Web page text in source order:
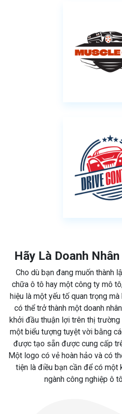
Hãy Là Doanh
Cho dù bạn đang muốn thành
chữa ô tô hay một công ty mô
hiệu là một yếu tố quan trọng
có thể trở thành một doanh
khởi đầu thuận lợi trên thị
một biểu tượng tuyệt vời bằng
được tạo sẵn được cung cấp
Một logo có vẻ hoàn hảo và có
tiện là điều bạn cần để có một
ngành công nghiệp ô